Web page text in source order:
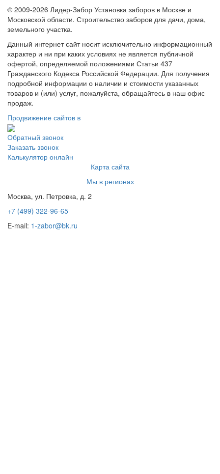
© 2009-2026 Лидер-Забор Установка заборов в Москве и
Московской области. Строительство заборов для дачи, дома,
земельного участка.
Данный интернет сайт носит исключительно информационный
характер и ни при каких условиях не является публичной
офертой, определяемой положениями Статьи 437
Гражданского Кодекса Российской Федерации. Для получения
подробной информации о наличии и стоимости указанных
товаров и (или) услуг, пожалуйста, обращайтесь в наш офис
продаж.
Продвижение сайтов в
Обратный звонок
Заказать звонок
Калькулятор онлайн
Карта сайта
Мы в регионах
Москва, ул. Петровка, д. 2
+7 (499) 322-96-65
E-mail: 1-zabor@bk.ru